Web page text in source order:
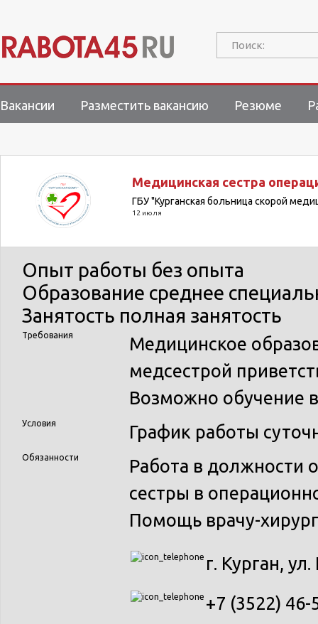
Поиск:
Вакансии Разместить вакансию Резюме
Медицинская сестра
ГБУ "Курганская больница скорой
12 июля
Опыт работы без опыта
Образование среднее
Занятость полная занятость
Требования
Медицинское
медсестрой
Возможно обучение
Условия График работы
Обязанности
Работа в должности
сестры в
Помощь врачу-
г. Курган,
+7 (3522)